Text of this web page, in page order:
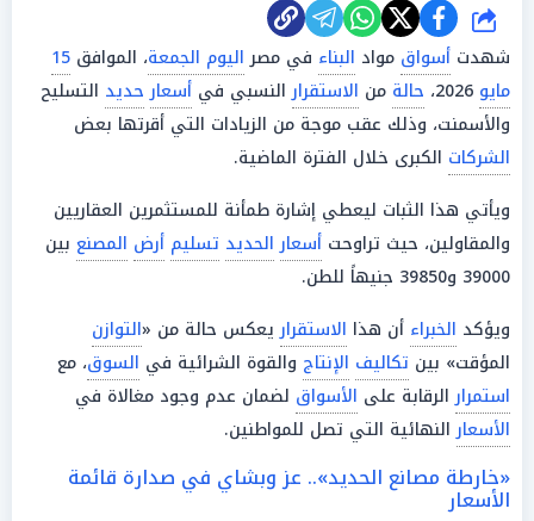
شارك
شهدت أسواق مواد البناء في مصراليوم الجمعة، الموافق 15
مايو
حالة من الاستقرارالنسبي في أسعار حديد التسليح
والأسمنت، وذلك عقب موجة من الزيادات التي أقرتها بعض
الشركات الكبرى خلال الفترة الماضية.
ويأتي هذا الثبات ليعطي إشارة طمأنة للمستثمرين العقاريين
والمقاولين، حيث تراوحت أسعار الحديد تسليم أرض المصنع بين
39000 و39850 جنيهاً للطن.
ويؤكد الخبراء أن هذا الاستقراريعكس حالة من «التوازن
المؤقت» بين تكاليف الإنتاج والقوة الشرائية في السوق، مع
استمرارالرقابة على الأسواق لضمان عدم وجود مغالاة في
الأسعارالنهائية التي تصل للمواطنين.
«خارطة مصانع الحديد».. عز وبشاي في صدارة قائمة
الأسعار